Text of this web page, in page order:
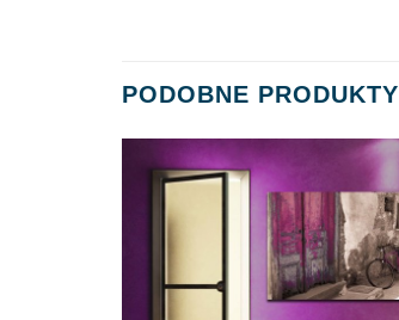
PODOBNE PRODUKTY